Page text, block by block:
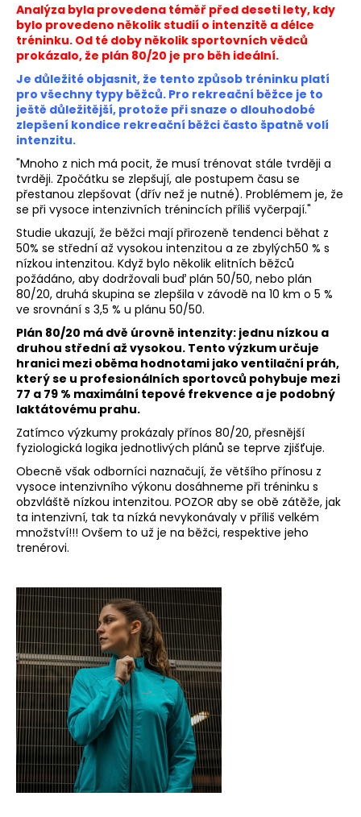
Analýza byla provedena téměř před deseti lety, kdy
bylo provedeno několik studií o intenzitě a délce
tréninku. Od té doby několik sportovních vědců
prokázalo, že plán 80/20 je pro běh ideální.
Je důležité objasnit, že tento způsob tréninku platí
pro všechny typy běžců. Pro rekreační běžce je to
ještě důležitější, protože při snaze o dlouhodobé
zlepšení kondice rekreační běžci často špatně volí
intenzitu.
"Mnoho z nich má pocit, že musí trénovat stále tvrději a
tvrději. Zpočátku se zlepšují, ale postupem času se
přestanou zlepšovat (dřív než je nutné). Problémem je, že
se při vysoce intenzivních trénincích příliš vyčerpají."
Studie ukazují, že běžci mají přirozeně tendenci běhat z
50% se střední až vysokou intenzitou a ze zbylých50 % s
nízkou intenzitou. Když bylo několik elitních běžců
požádáno, aby dodržovali buď plán 50/50, nebo plán
80/20, druhá skupina se zlepšila v závodě na 10 km o 5 %
ve srovnání s 3,5 % u plánu 50/50.
Plán 80/20 má dvě úrovně intenzity: jednu nízkou a
druhou střední až vysokou. Tento výzkum určuje
hranici mezi oběma hodnotami jako ventilační práh,
který se u profesionálních sportovců pohybuje mezi
77 a 79 % maximální tepové frekvence a je podobný
laktátovému prahu.
Zatímco výzkumy prokázaly přínos 80/20, přesnější
fyziologická logika jednotlivých plánů se teprve zjišťuje.
Obecně však odborníci naznačují, že většího přínosu z
vysoce intenzivního výkonu dosáhneme při tréninku s
obzvláště nízkou intenzitou. POZOR aby se obě zátěže, jak
ta intenzivní, tak ta nízká nevykonávaly v příliš velkém
množství!!! Ovšem to už je na běžci, respektive jeho
trenérovi.
D
o
p
o
r
u
č
u
j
e
m
e
BĚŽECKÁ
OBUV
JOMA
R-
6000
2602
2
499
Kč
Původně:
000
Kč